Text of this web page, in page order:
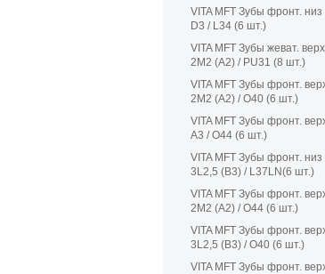
VITA MFT Зубы фронт. низ
D3 / L34 (6 шт.)
VITA MFT Зубы жеват. верх
2M2 (A2) / PU31 (8 шт.)
VITA MFT Зубы фронт.
2M2 (A2) / O40 (6 шт.)
VITA MFT Зубы фронт.
A3 / O44 (6 шт.)
VITA MFT Зубы фронт. низ
3L2,5 (B3) / L37LN(6 шт.)
VITA MFT Зубы фронт.
2M2 (A2) / O44 (6 шт.)
VITA MFT Зубы фронт.
3L2,5 (B3) / O40 (6 шт.)
VITA MFT Зубы фронт.